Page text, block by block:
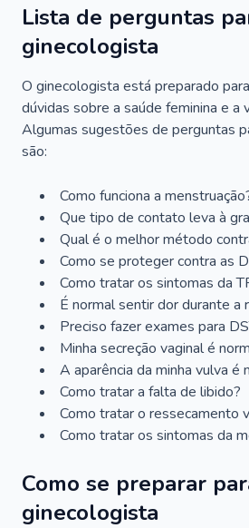
Lista de perguntas
ginecologista
O ginecologista está preparado
dúvidas sobre a saúde feminina e a
Algumas sugestões de perguntas
são:
Como funciona a
Que tipo de contato leva à
Qual é o melhor método
Como se proteger contra as
Como tratar os sintomas da
É normal sentir dor durante a
Preciso fazer exames para
Minha secreção vaginal é
A aparência da minha vulva é
Como tratar a falta de libido?
Como tratar o ressecamento
Como tratar os sintomas da
Como se preparar
ginecologista